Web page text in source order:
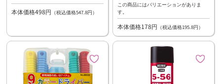
本体価格498円 （税込価格547.8円）
この商品にはバリエーションがありま
す。
本体価格178円 （税込価格195.8円）